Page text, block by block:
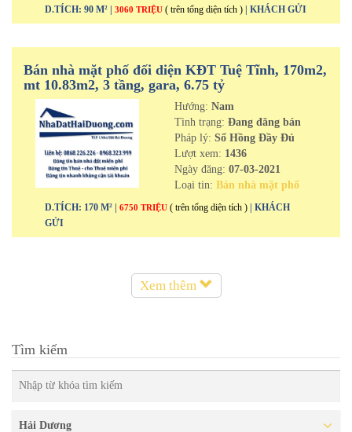
D.TÍCH: 90 M² | 3060 TRIỆU ( trên tổng diện tích ) | KHÁCH GỬI
Bán nhà mặt phố đối diện KĐT Tuệ Tĩnh, 170m2,
mt 10.83m2, 3 tầng, gara, 6.75 tỷ
Hướng: Nam
Tình trạng: Đang đăng bán
Pháp lý: Sổ Hồng Đầy Đủ
Lượt xem: 1436
Ngày đăng: 07-03-2021
Loại tin: Bán nhà mặt phố
D.TÍCH: 170 M² | 6750 TRIỆU ( trên tổng diện tích )
| KHÁCH
GỬI
Xem thêm
Tìm kiếm
Hải Dương